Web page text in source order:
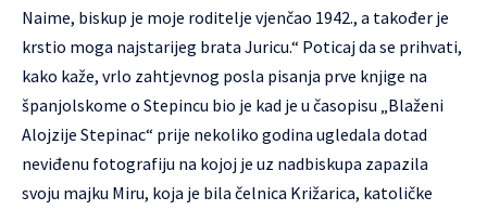
Naime, biskup je moje roditelje vjenčao 1942., a također je
krstio moga najstarijeg brata Juricu.“ Poticaj da se prihvati,
kako kaže, vrlo zahtjevnog posla pisanja prve knjige na
španjolskome o Stepincu bio je kad je u časopisu „Blaženi
Alojzije Stepinac“ prije nekoliko godina ugledala dotad
neviđenu fotografiju na kojoj je uz nadbiskupa zapazila
svoju majku Miru, koja je bila čelnica Križarica, katoličke